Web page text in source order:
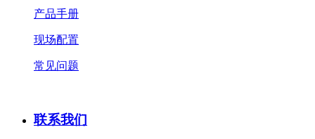
产品手册
现场配置
常见问题
联系我们